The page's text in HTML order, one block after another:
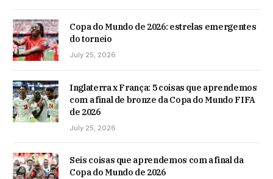
Copa do Mundo de 2026: estrelas emergentes
do torneio
July 25, 2026
Inglaterra x França: 5 coisas que aprendemos
com a final de bronze da Copa do Mundo FIFA
de 2026
July 25, 2026
Seis coisas que aprendemos com a final da
Copa do Mundo de 2026